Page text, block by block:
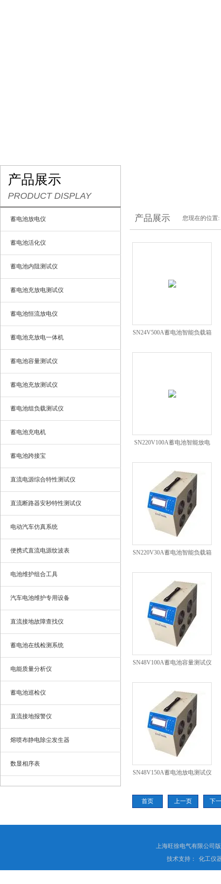
产品展示
PRODUCT DISPLAY
蓄电池放电仪
蓄电池活化仪
蓄电池内阻测试仪
蓄电池充放电测试仪
蓄电池恒流放电仪
蓄电池充放电一体机
蓄电池容量测试仪
蓄电池充放测试仪
蓄电池组负载测试仪
蓄电池充电机
蓄电池跨接宝
直流电源综合特性测试仪
直流断路器安秒特性测试仪
电动汽车仿真系统
便携式直流电源纹波表
电池维护组合工具
汽车电池维护专用设备
直流接地故障查找仪
蓄电池在线检测系统
电能质量分析仪
蓄电池巡检仪
直流接地报警仪
熔喷布静电除尘发生器
数显相序表
产品展示 您现在的位置:
SN24V500A蓄电池智能负载箱
SN220V100A蓄电池智能放电
SN220V30A蓄电池智能负载箱
SN48V100A蓄电池容量测试仪
SN48V150A蓄电池放电测试仪
首页 上一页 下
上海旺徐电气有限公司
技术支持：
化工仪